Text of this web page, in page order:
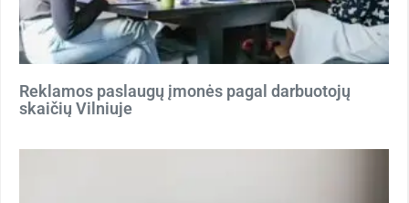
Reklamos paslaugų įmonės pagal darbuotojų
skaičių Vilniuje